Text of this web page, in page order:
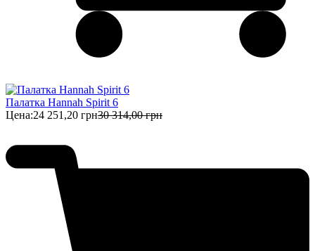
Палатка Hannah Spirit 6
Цена:24 251,20 грн30 314,00 грн